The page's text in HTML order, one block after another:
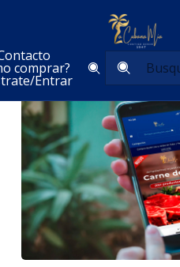
comprar?
Entrar
Cómo Comprar Comida a
Cuba: Guía Completa